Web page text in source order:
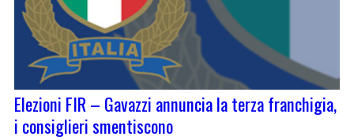
Elezioni FIR – Gavazzi annuncia la terza franchigia,
i consiglieri smentiscono